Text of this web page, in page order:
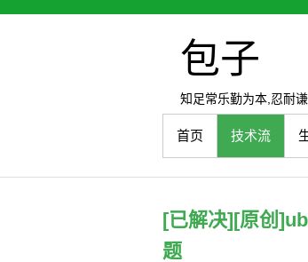
包子
知足常乐勤为本,忍耐谦
首页 技术流
[已解决][原创
题